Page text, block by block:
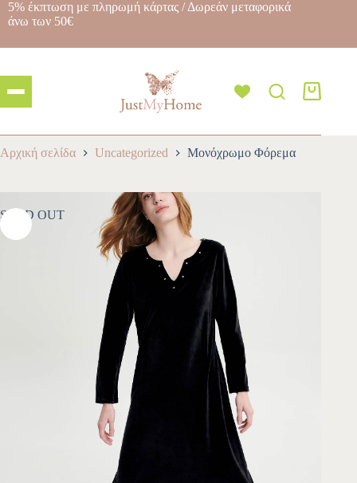
5% έκπτωση με πληρωμή κάρτας / Δωρεάν μεταφορικά
άνω των 50€
Αρχική σελίδα Uncategorized Μονόχρωμο Φόρεμα
SOLD OUT